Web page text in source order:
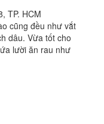
TP. HCM
cũng đều như vắt
dâu. Vừa tốt cho
lười ăn rau như